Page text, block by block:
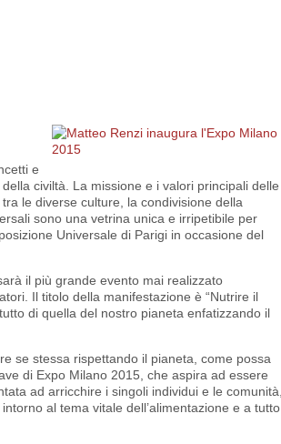
e
civiltà. La missione e i valori principali delle
le diverse culture, la condivisione della
sono una vetrina unica e irripetibile per
Universale di Parigi in occasione del
il più grande evento mai realizzato
Il titolo della manifestazione è “Nutrire il
di quella del nostro pianeta enfatizzando il
se stessa rispettando il pianeta, come possa
di Expo Milano 2015, che aspira ad essere
ad arricchire i singoli individui e le comunità,
al tema vitale dell’alimentazione e a tutto